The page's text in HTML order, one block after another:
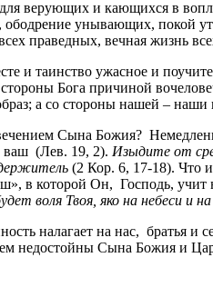
для верующих и кающихся в
унывающих, покой
праведных, вечная жизнь
и таинство ужасное и
Бога причиной
а со стороны нашей – наши
Сына Божия?
ваш (Лев. 19, 2). Изыдите от
(2 Кор. 6, 17-18). Что
в которой Он, Господь, учит
воля Твоя, яко на небеси и
налагает на нас, братья и
недостойны Сына Божия и